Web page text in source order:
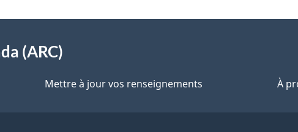
(ARC)
Mettre à jour vos renseignements À